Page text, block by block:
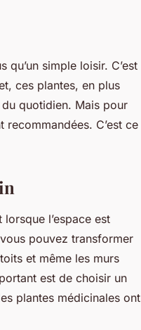
simple loisir. C’est
ces plantes, en plus
quotidien. Mais pour
C’est ce
l’espace est
pouvez transformer
et même les murs
est de choisir un
plantes médicinales ont